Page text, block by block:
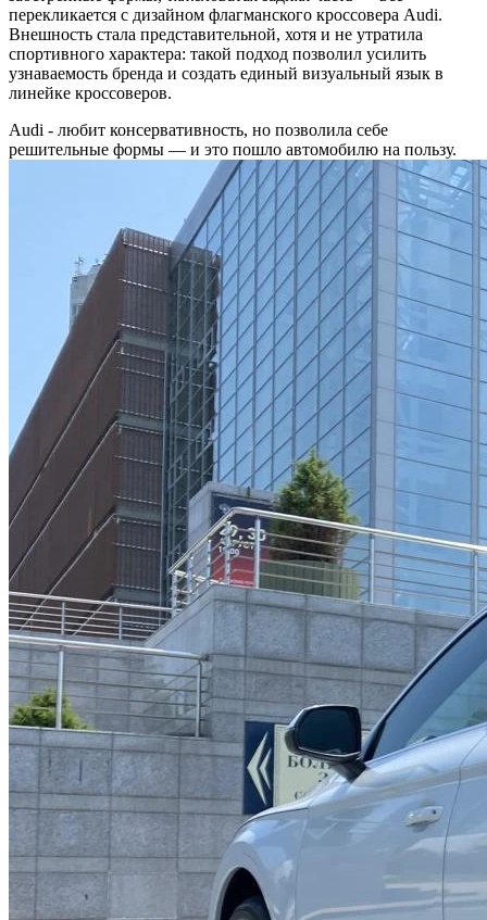
перекликается с дизайном флагманского кроссовера Audi.
Внешность стала представительной, хотя и не утратила
спортивного характера: такой подход позволил усилить
узнаваемость бренда и создать единый визуальный язык в
линейке кроссоверов.
Audi - любит консервативность, но позволила себе
решительные формы — и это пошло автомобилю на пользу.